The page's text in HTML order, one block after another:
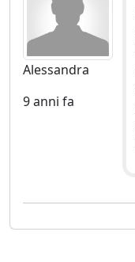
Alessandra
9 anni fa